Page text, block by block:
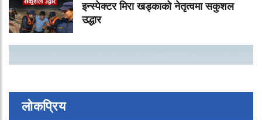
इन्स्पेक्टर मिरा खड्काको नेतृत्वमा सकुशल
उद्धार
लोकप्रिय